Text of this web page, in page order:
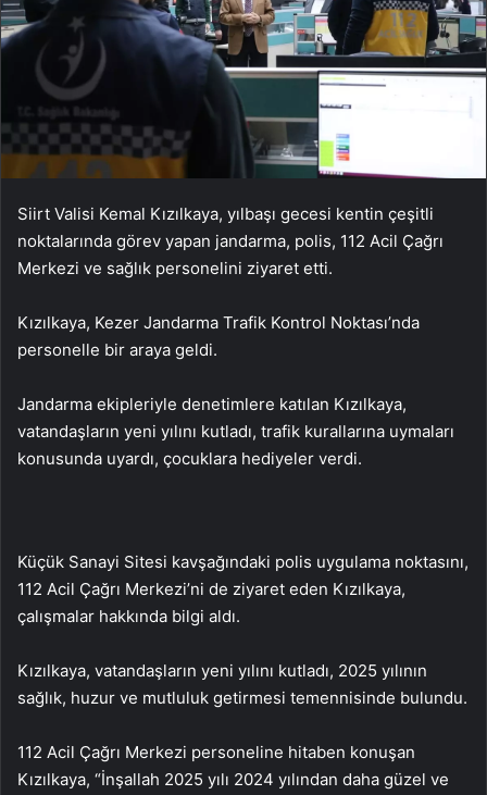
Siirt Valisi Kemal Kızılkaya, yılbaşı gecesi kentin çeşitli
noktalarında görev yapan jandarma, polis, 112 Acil Çağrı
Merkezi ve sağlık personelini ziyaret etti.
Kızılkaya, Kezer Jandarma Trafik Kontrol Noktası’nda
personelle bir araya geldi.
Jandarma ekipleriyle denetimlere katılan Kızılkaya,
vatandaşların yeni yılını kutladı, trafik kurallarına uymaları
konusunda uyardı, çocuklara hediyeler verdi.
Küçük Sanayi Sitesi kavşağındaki polis uygulama noktasını,
112 Acil Çağrı Merkezi’ni de ziyaret eden Kızılkaya,
çalışmalar hakkında bilgi aldı.
Kızılkaya, vatandaşların yeni yılını kutladı, 2025 yılının
sağlık, huzur ve mutluluk getirmesi temennisinde bulundu.
112 Acil Çağrı Merkezi personeline hitaben konuşan
Kızılkaya, “İnşallah 2025 yılı 2024 yılından daha güzel ve